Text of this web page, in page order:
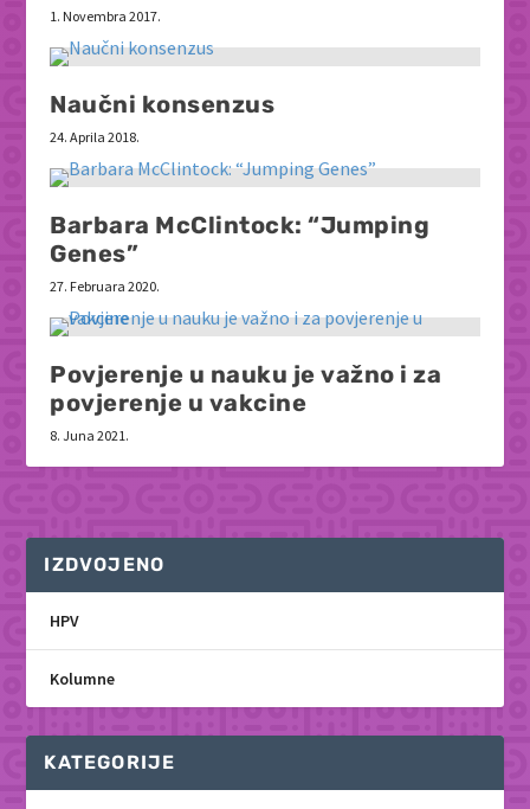
1. Novembra 2017.
Naučni konsenzus
24. Aprila 2018.
Barbara McClintock: “Jumping
Genes”
27. Februara 2020.
Povjerenje u nauku je važno i za
povjerenje u vakcine
8. Juna 2021.
IZDVOJENO
HPV
Kolumne
KATEGORIJE